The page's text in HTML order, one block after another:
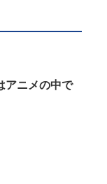
アニメの中で